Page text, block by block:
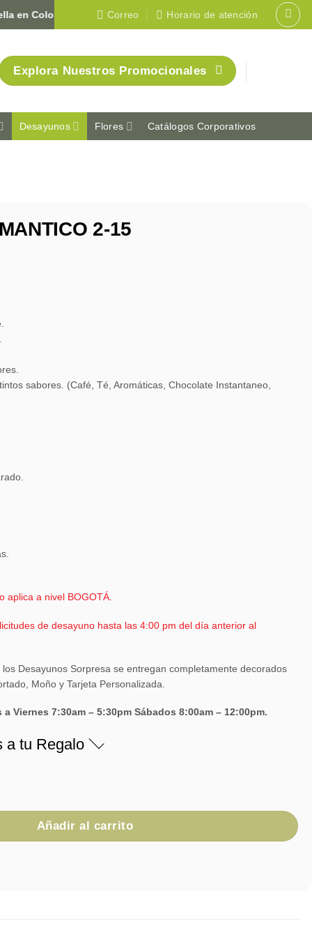
🇨🇴 Correo Horario de atención
Explora Nuestros Promocionales
Desayunos Flores Catálogos Corporativos
2-15
sabores. (Café, Té, Aromáticas, Chocolate Instantaneo,
aplica a nivel BOGOTÁ.
de desayuno hasta las 4:00 pm del día anterior al
Desayunos Sorpresa se entregan completamente decorados
Moño y Tarjeta Personalizada.
Viernes 7:30am – 5:30pm Sábados 8:00am – 12:00pm.
a tu Regalo
Añadir al carrito